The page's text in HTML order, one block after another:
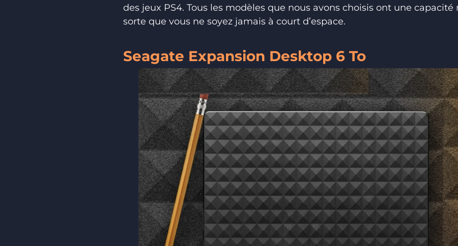
des jeux PS4. Tous les modèles que nous avons choisis ont une capacité
sorte que vous ne soyez jamais à court d’espace.
Seagate Expansion Desktop 6 To